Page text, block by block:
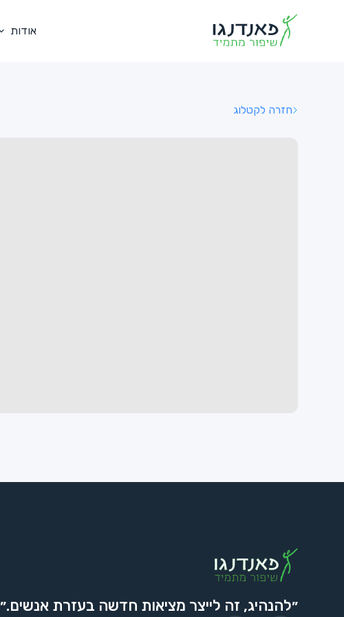
אודות
חזרה לקטלוג
״להנהיג, זה לייצר מציאות חדשה בעזרת אנשים.״